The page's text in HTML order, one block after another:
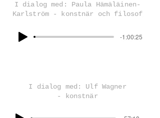
I dialog med: Paula Hämäläinen-
Karlström - konstnär och filosof
-1:00:25
I dialog med: Ulf Wagner
- konstnär